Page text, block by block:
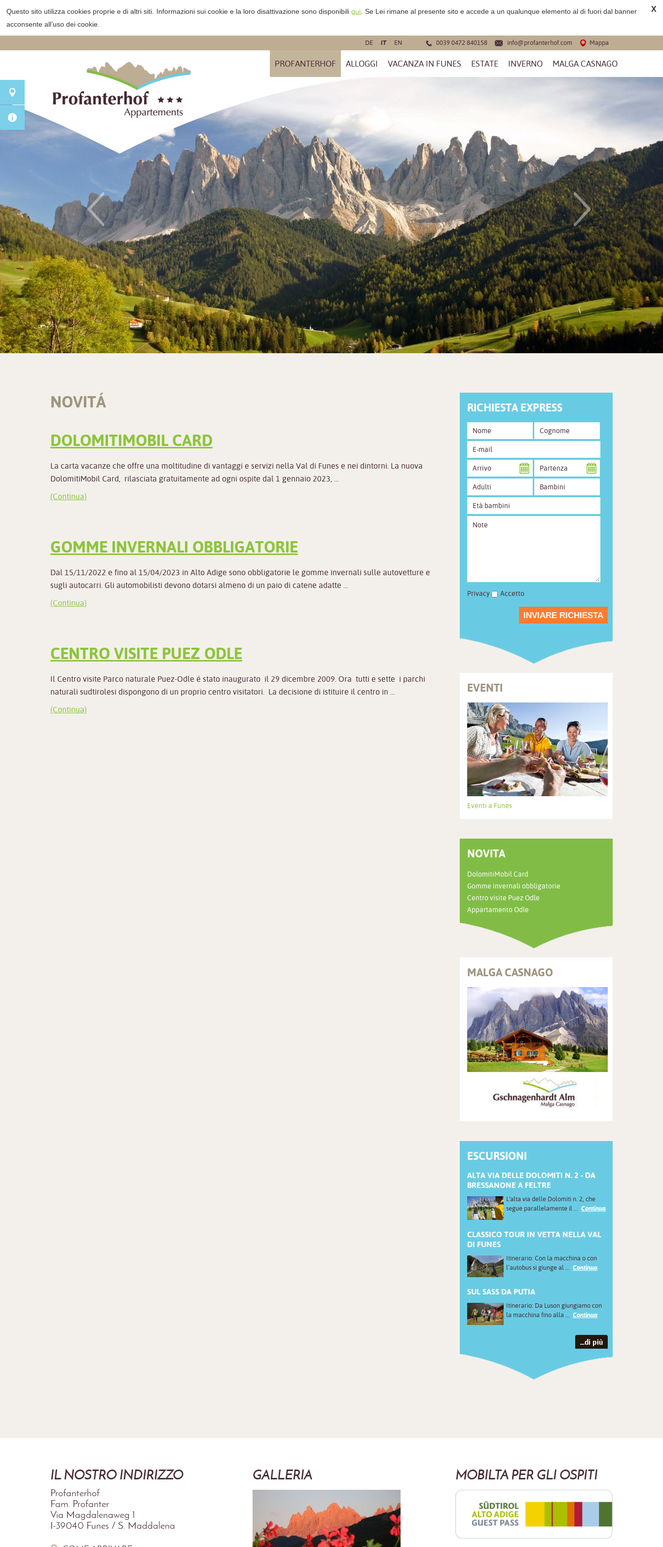
X
Questo sito utilizza cookies proprie e di altri siti. Informazioni sui cookie e la loro disattivazione sono disponibiliqui Se Lei rimane al presente sito e accede a un qualunque elemento al di fuori dal banner
acconsente all’uso dei cookie.
0039 0472 840158 info@profanterhof.com Mappa
DE IT EN
PROFANTERHOF ALLOGGI VACANZA IN FUNES ESTATE INVERNO MALGA CASNAGO
NOVITÁ
DOLOMITIMOBIL CARD
La carta vacanze che offre una moltitudine di vantaggi e servizi nella Val di Funes e nei dintorni. La nuova
DolomitiMobil Card, rilasciata gratuitamente ad ogni ospite dal 1 gennaio 2023, …
(Continua)
GOMME INVERNALI OBBLIGATORIE
Dal 15/11/2022 e fino al 15/04/2023 in Alto Adige sono obbligatorie le gomme invernali sulle autovetture e
sugli autocarri. Gli automobilisti devono dotarsi almeno di un paio di catene adatte …
(Continua)
CENTRO VISITE PUEZ ODLE
Il Centro visite Parco naturale Puez-Odle é stato inaugurato il 29 dicembre 2009. Ora tutti e sette i parchi
naturali sudtirolesi dispongono di un proprio centro visitatori. La decisione di istituire il centro in …
(Continua)
RICHIESTA EXPRESS
Privacy Accetto
INVIARE RICHIESTA
EVENTI
Eventi a Funes
NOVITA
DolomitiMobil Card
Gomme invernali obbligatorie
Centro visite Puez Odle
Appartamento Odle
MALGA CASNAGO
ESCURSIONI
ALTA VIA DELLE DOLOMITI N. 2 - DA
BRESSANONE A FELTRE
L'alta via delle Dolomiti n. 2, che
segue parallelamente il ... Continua
CLASSICO TOUR IN VETTA NELLA VAL
DI FUNES
Itinerario: Con la macchina o con
l’autobus si giunge al ... Continua
SUL SASS DA PUTIA
Itinerario: Da Luson giungiamo con
la macchina fino alla ... Continua
...di più
IL NOSTRO INDIRIZZO
Profanterhof
Fam. Profanter
Via Magdalenaweg 1
I-39040 Funes / S. Maddalena
GALLERIA MOBILTÀ PER GLI OSPITI